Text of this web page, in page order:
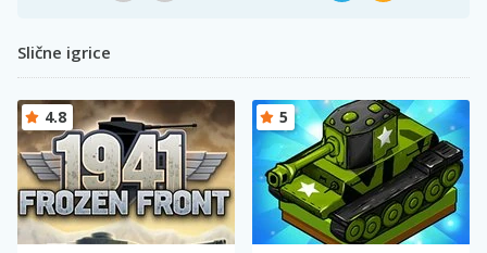
Slične igrice
4.8 5